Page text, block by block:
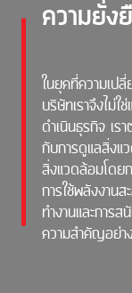
ความยั่ง
ในยุคที่ความเป
บริษัทเราจึงไม่ใ
ดำเนินธุรกิจ เร
กับการดูแลสิ่งแ
สิ่งแวดล้อมโดย
การใช้พลังงานส
ทำงานและการ
ความสำคัญอย่า